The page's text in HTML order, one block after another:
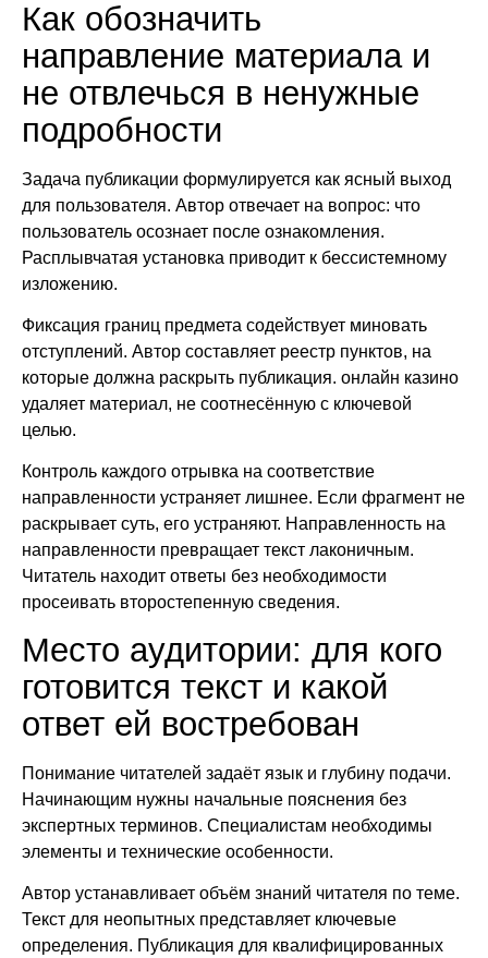
Как обозначить
направление материала и
не отвлечься в ненужные
подробности
Задача публикации формулируется как ясный выход
для пользователя. Автор отвечает на вопрос: что
пользователь осознает после ознакомления.
Расплывчатая установка приводит к бессистемному
изложению.
Фиксация границ предмета содействует миновать
отступлений. Автор составляет реестр пунктов, на
которые должна раскрыть публикация. онлайн казино
удаляет материал, не соотнесённую с ключевой
целью.
Контроль каждого отрывка на соответствие
направленности устраняет лишнее. Если фрагмент не
раскрывает суть, его устраняют. Направленность на
направленности превращает текст лаконичным.
Читатель находит ответы без необходимости
просеивать второстепенную сведения.
Место аудитории: для кого
готовится текст и какой
ответ ей востребован
Понимание читателей задаёт язык и глубину подачи.
Начинающим нужны начальные пояснения без
экспертных терминов. Специалистам необходимы
элементы и технические особенности.
Автор устанавливает объём знаний читателя по теме.
Текст для неопытных представляет ключевые
определения. Публикация для квалифицированных